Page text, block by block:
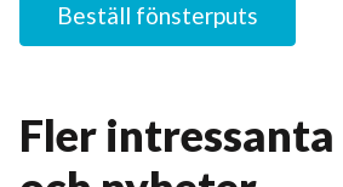
Beställ fönsterputs
Fler